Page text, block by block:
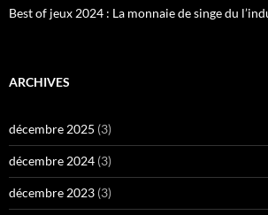
Best of jeux 2024 : La monnaie de singe du
ARCHIVES
décembre 2025 (3)
décembre 2024 (3)
décembre 2023 (3)